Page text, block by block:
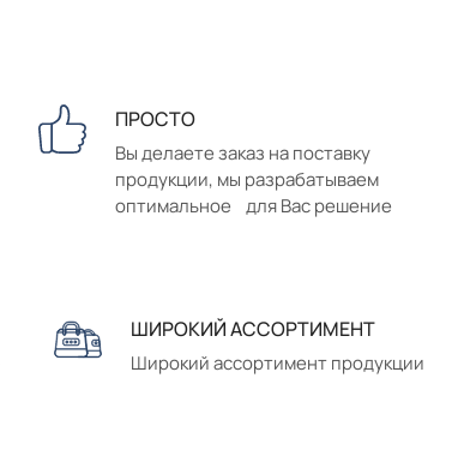
ПРОСТО
Вы делаете заказ на поставку
продукции, мы разрабатываем
оптимальное для Вас решение
ШИРОКИЙ АССОРТИМЕНТ
Широкий ассортимент продукции